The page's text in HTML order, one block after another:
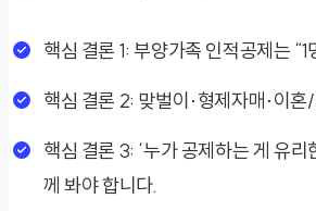
핵심 결론 1: 부양가족 인적공제는
핵심 결론 2: 맞벌이·형제자매·이
핵심 결론 3: ‘누가 공제하는 게 유
께 봐야 합니다.